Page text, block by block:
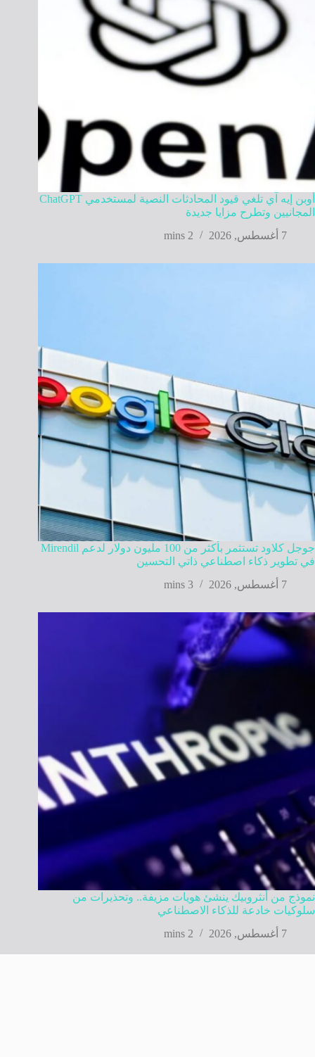
أوبن إيه آي تلغي قيود المحادثات النصية لمستخدمي ChatGPT
المجانيين وتطرح مزايا جديدة
7 أغسطس, 2026
2 mins
جوجل كلاود تستثمر بأكثر من 100 مليون دولار لدعم Mirendil
في تطوير ذكاء اصطناعي ذاتي التحسين
7 أغسطس, 2026
3 mins
نموذج من أنثروبيك ينشئ هويات مزيفة.. وتحذيرات من
سلوكيات خادعة للذكاء الاصطناعي
7 أغسطس, 2026
2 mins